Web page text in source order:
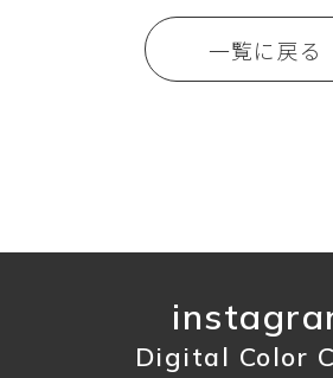
一覧に戻る
Digital Color